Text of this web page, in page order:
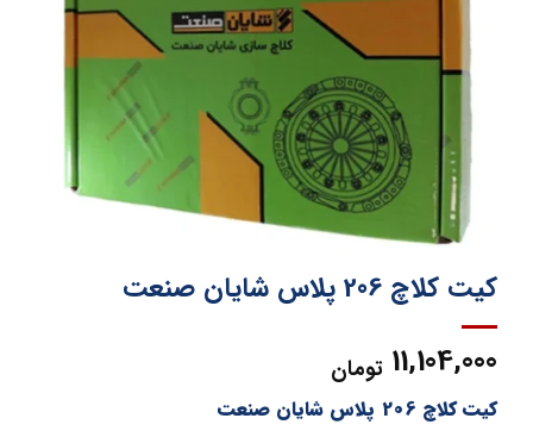
کیت کلاچ 206 پلاس شایان صنعت
11,104,000 تومان
کیت کلاچ 206 پلاس شایان صنعت